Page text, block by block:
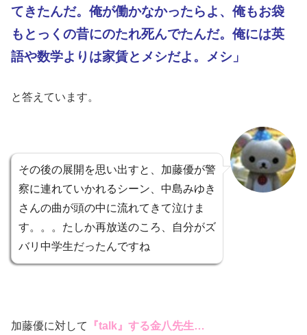
てきたんだ。俺が働かなかったらよ、俺もお袋
もとっくの昔にのたれ死んでたんだ。俺には英
語や数学よりは家賃とメシだよ。メシ」
と答えています。
その後の展開を思い出すと、加藤優が警
察に連れていかれるシーン、中島みゆき
さんの曲が頭の中に流れてきて泣けま
す。。。たしか再放送のころ、自分がズ
バリ中学生だったんですね
加藤優に対して 『talk』する金八先生…